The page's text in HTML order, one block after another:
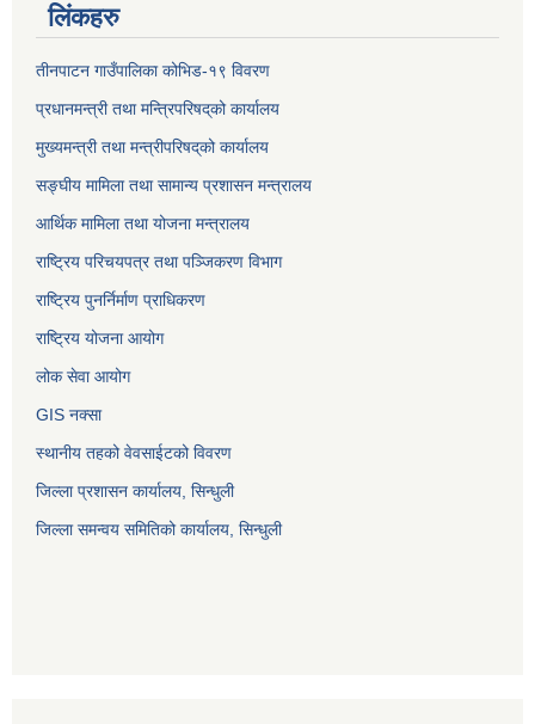
लिंकहरु
तीनपाटन गाउँपालिका कोभिड-१९ विवरण
प्रधानमन्त्री तथा मन्त्रिपरिषद्‌को कार्यालय
मुख्यमन्त्री तथा मन्त्रीपरिषद्‌को कार्यालय
सङ्घीय मामिला तथा सामान्य प्रशासन मन्त्रालय
आर्थिक मामिला तथा योजना मन्त्रालय
राष्ट्रिय परिचयपत्र तथा पञ्जिकरण विभाग
राष्ट्रिय पुनर्निर्माण प्राधिकरण
राष्ट्रिय योजना आयोग
लोक सेवा आयोग
GIS नक्सा
स्थानीय तहको वेवसाईटको विवरण
जिल्ला प्रशासन कार्यालय, सिन्धुली
जिल्ला समन्वय समितिको कार्यालय, सिन्धुली